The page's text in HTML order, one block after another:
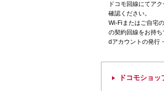
ドコモ回線にてア
確認ください。
Wi-Fiまたはご自宅
の契約回線をお持ち
dアカウントの発行
ドコモショッ